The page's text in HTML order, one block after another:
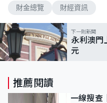
財金總覽 財經資訊
下一則新聞
永利澳
元
推薦閱讀
一線搜查